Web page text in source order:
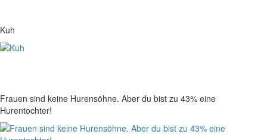
Kuh
Frauen sind keine Hurensöhne. Aber du bist zu 43% eine
Hurentochter!